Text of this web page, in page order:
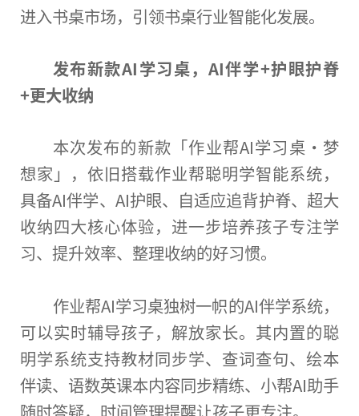
进入书桌市场，引领书桌行业智能化发展。
发布新款AI学习桌，AI伴学+护眼护脊
+更大收纳
本次发布的新款「作业帮AI学习桌·梦
想家」，依旧搭载作业帮聪明学智能系统，
具备AI伴学、AI护眼、自适应追背护脊、超大
收纳四大核心体验，进一步培养孩子专注学
习、提升效率、整理收纳的好习惯。
作业帮AI学习桌独树一帜的AI伴学系统，
可以实时辅导孩子，解放家长。其内置的聪
明学系统支持教材同步学、查词查句、绘本
伴读、语数英课本内容同步精练、小帮AI助手
随时答疑，时间管理提醒让孩子更专注。